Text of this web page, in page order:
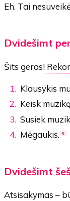
Eh. Tai
Dvidešimt
Šits geras!
Klausykis
Keisk
Susiek
Mėgaukis.9
Dvidešimt
Atsisakymas –